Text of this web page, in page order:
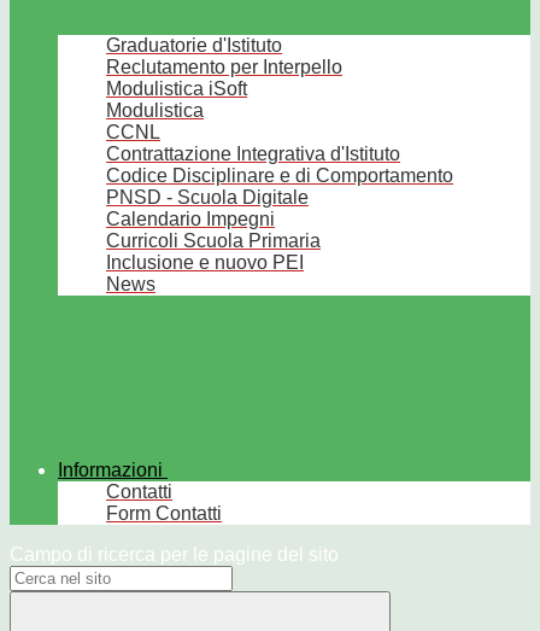
Graduatorie d'Istituto
Reclutamento per Interpello
Modulistica iSoft
Modulistica
CCNL
Contrattazione Integrativa d'Istituto
Codice Disciplinare e di Comportamento
PNSD - Scuola Digitale
Calendario Impegni
Curricoli Scuola Primaria
Inclusione e nuovo PEI
News
Informazioni
Contatti
Form Contatti
Campo di ricerca per le pagine del sito